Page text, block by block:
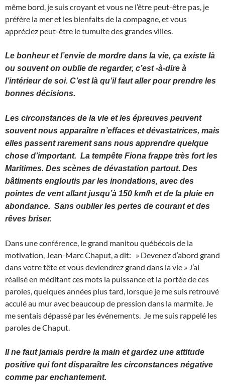
même bord, je suis croyant et vous ne l’être peut-être pas, je
préfère la mer et les bienfaits de la compagne, et vous
appréciez peut-être le tumulte des grandes villes.
Le bonheur et l’envie de mordre dans la vie, ça existe là
ou souvent on oublie de regarder, c’est -à-dire à
l’intérieur de soi. C’est là qu’il faut aller pour prendre les
bonnes décisions.
Les circonstances de la vie et les épreuves peuvent
souvent nous apparaître n’effaces et dévastatrices, mais
elles passent rarement sans nous apprendre quelque
chose d’important. La tempête Fiona frappe très fort les
Maritimes. Des scènes de dévastation partout. Des
bâtiments engloutis par les inondations, avec des
pointes de vent allant jusqu’à 150 km/h et de la pluie en
abondance. Sans oublier les pertes de courant et des
rêves briser.
Dans une conférence, le grand manitou québécois de la
motivation, Jean-Marc Chaput, a dit: » Devenez d’abord grand
dans votre tête et vous deviendrez grand dans la vie » J’ai
réalisé en méditant ces mots la puissance et la portée de ces
paroles, quelques années plus tard, lorsque je me suis retrouvé
acculé au mur avec beaucoup de pression dans la marmite. Je
me sentais dépassé par les événements. Je me suis rappelé les
paroles de Chaput.
Il ne faut jamais perdre la main et gardez une attitude
positive qui font disparaître les circonstances négative
comme par enchantement.